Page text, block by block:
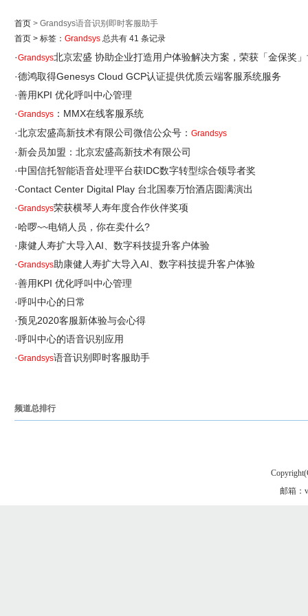
首页> Grandsys语音识别即时客服助手
首页> 标签： Grandsys总共有 41 条记录
·Grandsys北京宏盛 协助企业打造用户体验解决方案，荣获「金保奖
·德鸿取得Genesys Cloud GCP认证提供优质云端客服系统服务
·善用KPI 优化呼叫中心管理
·Grandsys：MMX在线客服系统
·北京宏盛高新技术有限公司微信公众号： Grandsys
·新会员加盟：北京宏盛高新技术有限公司
·中国信托智能语音处理平台获IDC数字转型综合领导者奖
·Contact Center Digital Play 台北国泰万怡酒店圆满演出
·Grandsys荣获横琴人寿年度合作伙伴奖项
·哈啰~~电销人员，你在卖什么?
· 康健人寿扩大导入AI、数字科技提升客户体验
·Grandsys助康健人寿扩大导入AI、数字科技提升客户体验
·善用KPI 优化呼叫中心管理
·呼叫中心的日常
·预见2020客服新体验与会心得
·呼叫中心的语音识别应用
·Grandsys语音识别即时客服助手
频道总排行
邮箱：